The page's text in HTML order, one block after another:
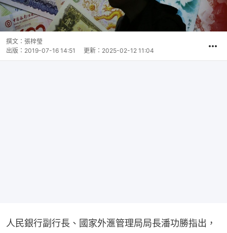
撰文： 張梓瑩
出版： 2019-07-16 14:51 更新： 2025-02-12 11:04
人民銀行副行長、國家外滙管理局局長潘功勝指出，